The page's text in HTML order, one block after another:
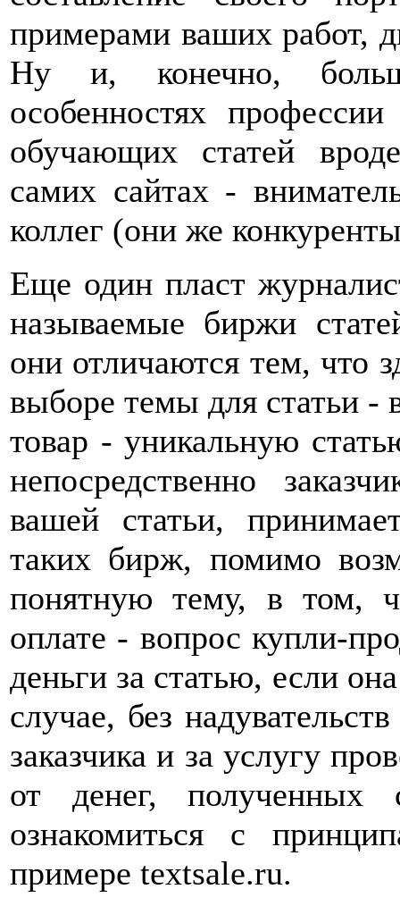
примерами ваших работ,
Ну и, конечно,
особенностях
обучающих статей
самих сайтах -
коллег (они же
Еще один пласт
называемые биржи
они отличаются тем, что
выборе темы для статьи -
товар - уникальную
непосредственно
вашей статьи,
таких бирж, помимо
понятную тему, в том,
оплате - вопрос купли-
деньги за статью, если
случае, без
заказчика и за услугу
от денег, полученных
ознакомиться с
примере textsale.ru.